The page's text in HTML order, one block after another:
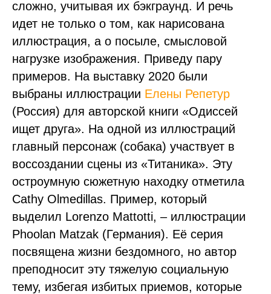
сложно, учитывая их бэкграунд. И речь
идет не только о том, как нарисована
иллюстрация, а о посыле, смысловой
нагрузке изображения. Приведу пару
примеров. На выставку 2020 были
выбраны иллюстрации Елены Репетур
(Россия) для авторской книги «Одиссей
ищет друга». На одной из иллюстраций
главный персонаж (собака) участвует в
воссоздании сцены из «Титаника». Эту
остроумную сюжетную находку отметила
Cathy Olmedillas. Пример, который
выделил Lorenzo Mattotti, – иллюстрации
Phoolan Matzak (Германия). Её серия
посвящена жизни бездомного, но автор
преподносит эту тяжелую социальную
тему, избегая избитых приемов, которые